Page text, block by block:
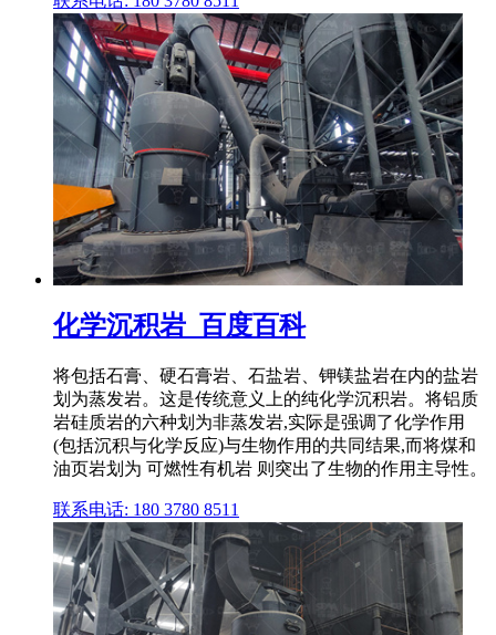
化学沉积岩_百度百科
将包括石膏、硬石膏岩、石盐岩、钾镁盐岩在内的盐岩
划为蒸发岩。这是传统意义上的纯化学沉积岩。将铝质
岩硅质岩的六种划为非蒸发岩,实际是强调了化学作用
(包括沉积与化学反应)与生物作用的共同结果,而将煤和
油页岩划为 可燃性有机岩 则突出了生物的作用主导性。
联系电话: 180 3780 8511